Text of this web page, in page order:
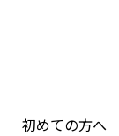
初めての方へ